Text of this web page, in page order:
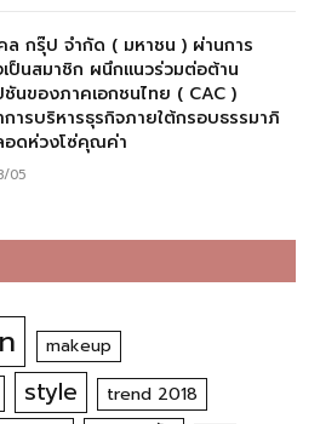
ล กรุ๊ป จำกัด ( มหาชน ) ผ่านการ
ป็นสมาชิก ผนึกแนวร่วมต่อต้าน
นของภาคเอกชนไทย ( CAC )
ารบริหารธุรกิจภายใต้กรอบธรรมาภิ
อดห่วงโซ่คุณค่า
05
makeup
style trend 2018